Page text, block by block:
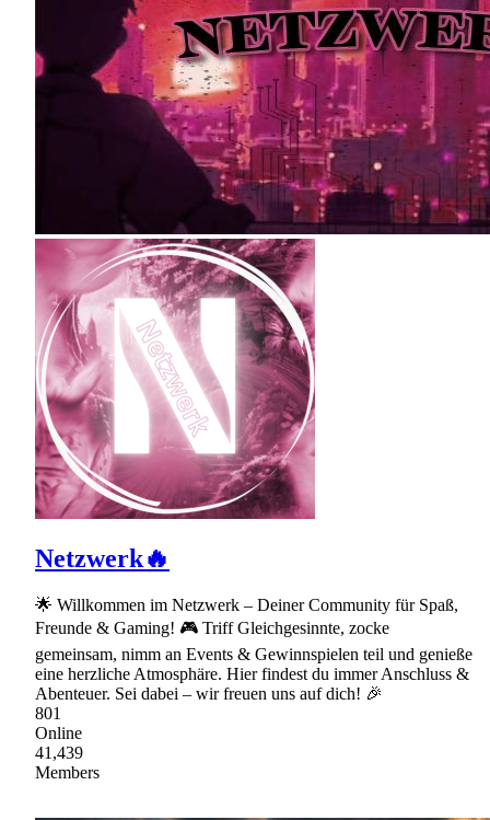
Netzwerk🔥
🌟 Willkommen im Netzwerk – Deiner Community für Spaß,
Freunde & Gaming! 🎮 Triff Gleichgesinnte, zocke
gemeinsam, nimm an Events & Gewinnspielen teil und genieße
eine herzliche Atmosphäre. Hier findest du immer Anschluss &
Abenteuer. Sei dabei – wir freuen uns auf dich! 🎉
801
Online
41,439
Members